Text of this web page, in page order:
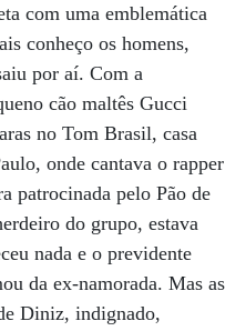
com uma emblemática
conheço os homens,
por aí. Com a
cão maltês Gucci
no Tom Brasil, casa
onde cantava o rapper
patrocinada pelo Pão de
do grupo, estava
nada e o previdente
da ex-namorada. Mas as
Diniz, indignado,